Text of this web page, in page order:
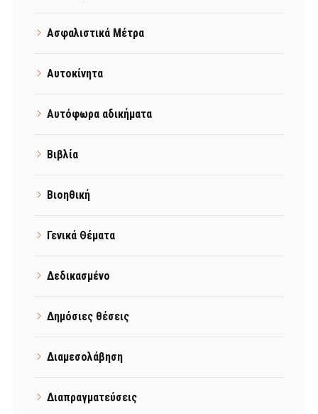
Ασφαλιστικά Μέτρα
Αυτοκίνητα
Αυτόφωρα αδικήματα
Βιβλία
Βιοηθική
Γενικά Θέματα
Δεδικασμένο
Δημόσιες θέσεις
Διαμεσολάβηση
Διαπραγματεύσεις